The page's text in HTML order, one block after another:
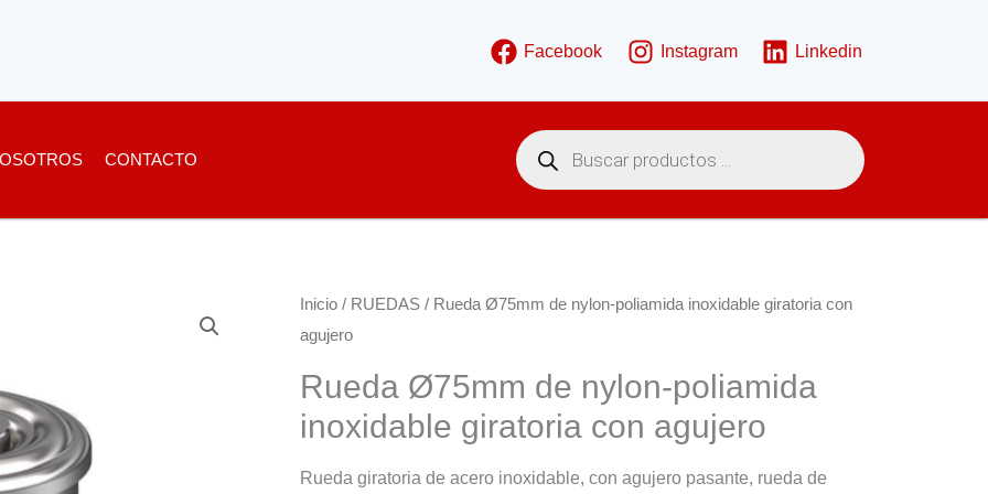
Facebook Instagram Linkedin
CONTACTO
B
ú
s
e
e
p
u
c
t
o
Inicio / RUEDAS / Rueda Ø75mm de nylon-poliamida inoxidable giratoria con
agujero
Rueda Ø75mm de nylon-poliamida
inoxidable giratoria con agujero
Rueda giratoria de acero inoxidable, con agujero pasante, rueda de